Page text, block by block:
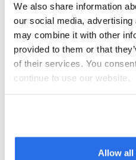
We also share information
our social media,
may combine it with other
provided to them or that
of their services. You
continue to use our website.
Allow all
Die Integration